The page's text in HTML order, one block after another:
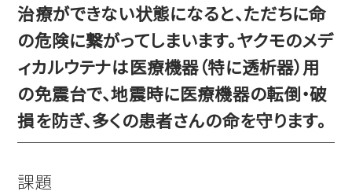
治療ができない状態になると、ただちに命
の危険に繋がってしまいます。ヤクモのメデ
ィカルウテナは医療機器（特に透析器）用
の免震台で、地震時に医療機器の転倒・破
損を防ぎ、多くの患者さんの命を守ります。
課題